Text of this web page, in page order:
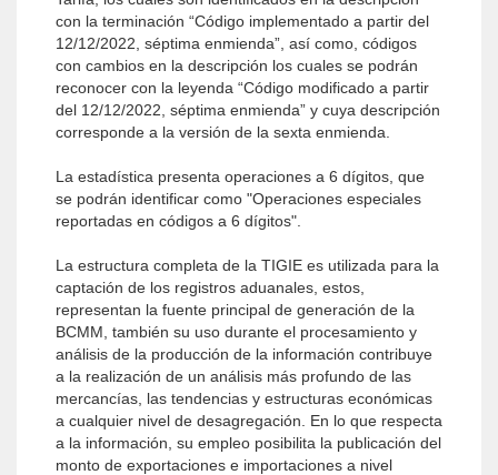
con la terminación “Código implementado a partir del
12/12/2022, séptima enmienda”, así como, códigos
con cambios en la descripción los cuales se podrán
reconocer con la leyenda “Código modificado a partir
del 12/12/2022, séptima enmienda” y cuya descripción
corresponde a la versión de la sexta enmienda.
La estadística presenta operaciones a 6 dígitos, que
se podrán identificar como "Operaciones especiales
reportadas en códigos a 6 dígitos".
La estructura completa de la TIGIE es utilizada para la
captación de los registros aduanales, estos,
representan la fuente principal de generación de la
BCMM, también su uso durante el procesamiento y
análisis de la producción de la información contribuye
a la realización de un análisis más profundo de las
mercancías, las tendencias y estructuras económicas
a cualquier nivel de desagregación. En lo que respecta
a la información, su empleo posibilita la publicación del
monto de exportaciones e importaciones a nivel